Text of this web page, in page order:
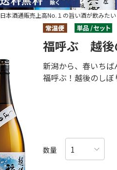
日本酒通販売上高No.１の旨い酒が飲みたい
福呼ぶ 越後
新潟から、春いちば
福呼ぶ！越後のし
数量